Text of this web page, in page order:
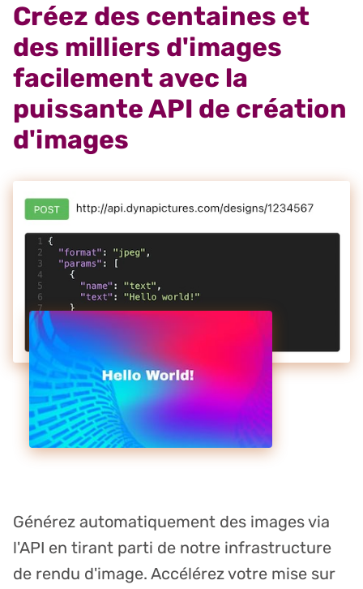
Créez des centaines et
des milliers d'images
facilement avec la
puissante API de création
d'images
Générez automatiquement des images via
l'API en tirant parti de notre infrastructure
de rendu d'image. Accélérez votre mise sur